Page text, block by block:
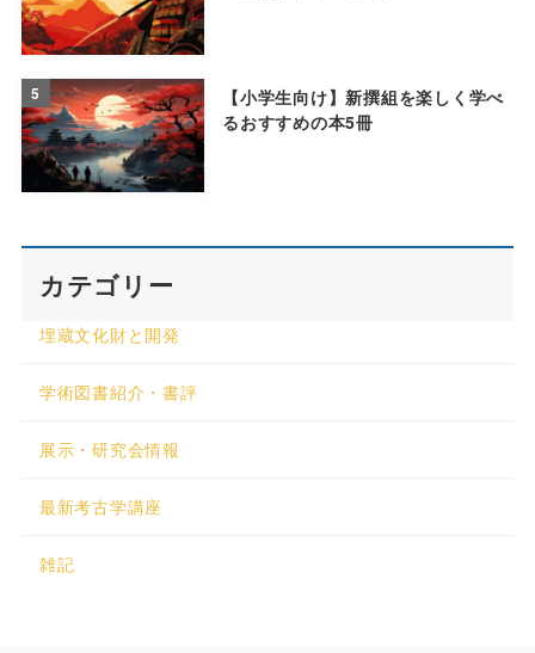
5
【小学生向け】新撰組を楽しく学べ
るおすすめの本5冊
カテゴリー
埋蔵文化財と開発
学術図書紹介・書評
展示・研究会情報
最新考古学講座
雑記